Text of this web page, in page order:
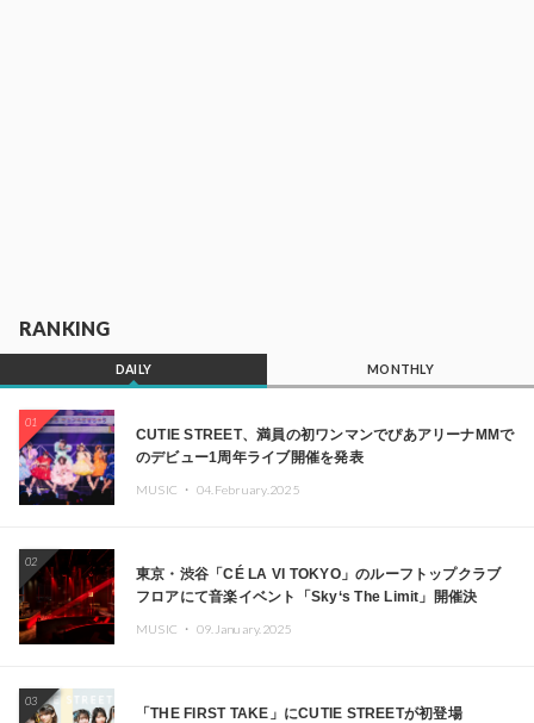
RANKING
DAILY MONTHLY
01
CUTIE STREET、満員の初ワンマンでぴあアリーナMMで
のデビュー1周年ライブ開催を発表
MUSIC ・ 04.February.2025
02
東京・渋谷「CÉ LA VI TOKYO」のルーフトップクラブ
フロアにて音楽イベント「Sky‘s The Limit」開催決
MUSIC ・ 09.January.2025
03
「THE FIRST TAKE」にCUTIE STREETが初登場